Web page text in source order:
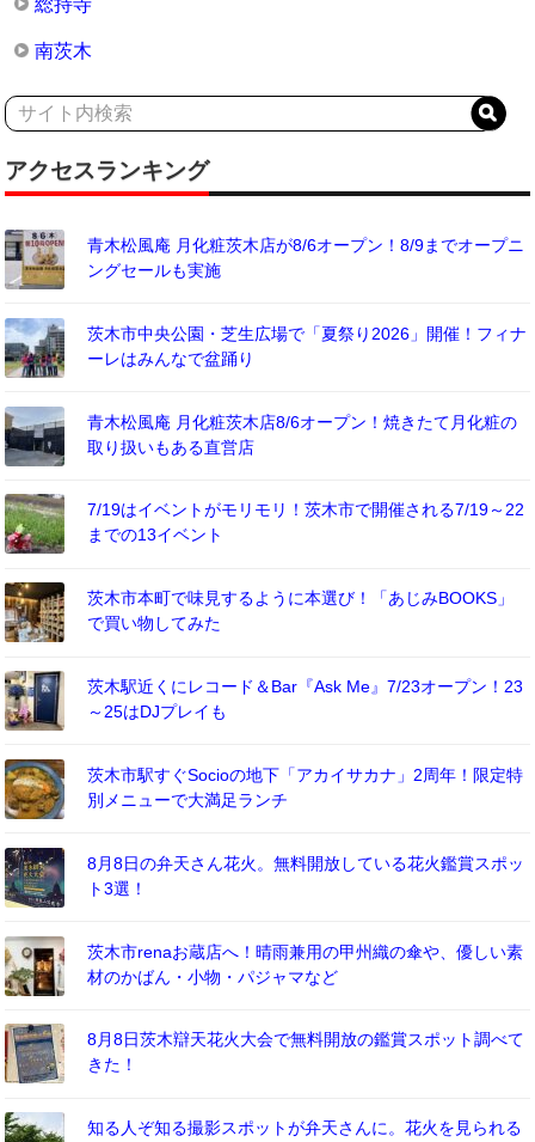
総持寺
南茨木
アクセスランキング
青木松風庵 月化粧茨木店が8/6オープン！8/9までオープニ
ングセールも実施
茨木市中央公園・芝生広場で「夏祭り2026」開催！フィナ
ーレはみんなで盆踊り
青木松風庵 月化粧茨木店8/6オープン！焼きたて月化粧の
取り扱いもある直営店
7/19はイベントがモリモリ！茨木市で開催される7/19～22
までの13イベント
茨木市本町で味見するように本選び！「あじみBOOKS」
で買い物してみた
茨木駅近くにレコード＆Bar『Ask Me』7/23オープン！23
～25はDJプレイも
茨木市駅すぐSocioの地下「アカイサカナ」2周年！限定特
別メニューで大満足ランチ
8月8日の弁天さん花火。無料開放している花火鑑賞スポッ
ト3選！
茨木市renaお蔵店へ！晴雨兼用の甲州織の傘や、優しい素
材のかばん・小物・パジャマなど
8月8日茨木辯天花火大会で無料開放の鑑賞スポット調べて
きた！
知る人ぞ知る撮影スポットが弁天さんに。花火を見られる